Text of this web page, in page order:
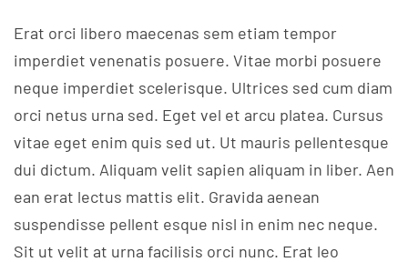
Erat orci libero maecenas sem etiam tempor
imperdiet venenatis posuere. Vitae morbi posuere
neque imperdiet scelerisque. Ultrices sed cum diam
orci netus urna sed. Eget vel et arcu platea. Cursus
vitae eget enim quis sed ut. Ut mauris pellentesque
dui dictum. Aliquam velit sapien aliquam in liber. Aen
ean erat lectus mattis elit. Gravida aenean
suspendisse pellent esque nisl in enim nec neque.
Sit ut velit at urna facilisis orci nunc. Erat leo